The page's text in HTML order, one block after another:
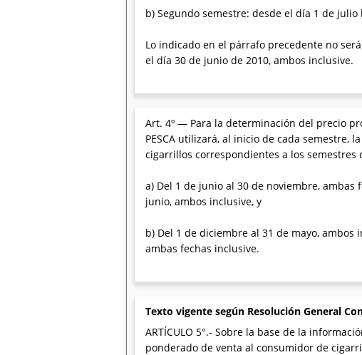
b) Segundo semestre: desde el día 1 de
Lo indicado en el párrafo precedente no
el día 30 de junio de 2010, ambos inclusive.
Art. 4º — Para la determinación del precio
PESCA utilizará, al inicio de cada
cigarrillos correspondientes a los
a) Del 1 de junio al 30 de noviembre,
junio, ambos inclusive, y
b) Del 1 de diciembre al 31 de mayo,
ambas fechas inclusive.
Texto vigente según Resolución General
ARTÍCULO 5°.- Sobre la base de la
ponderado de venta al consumidor de